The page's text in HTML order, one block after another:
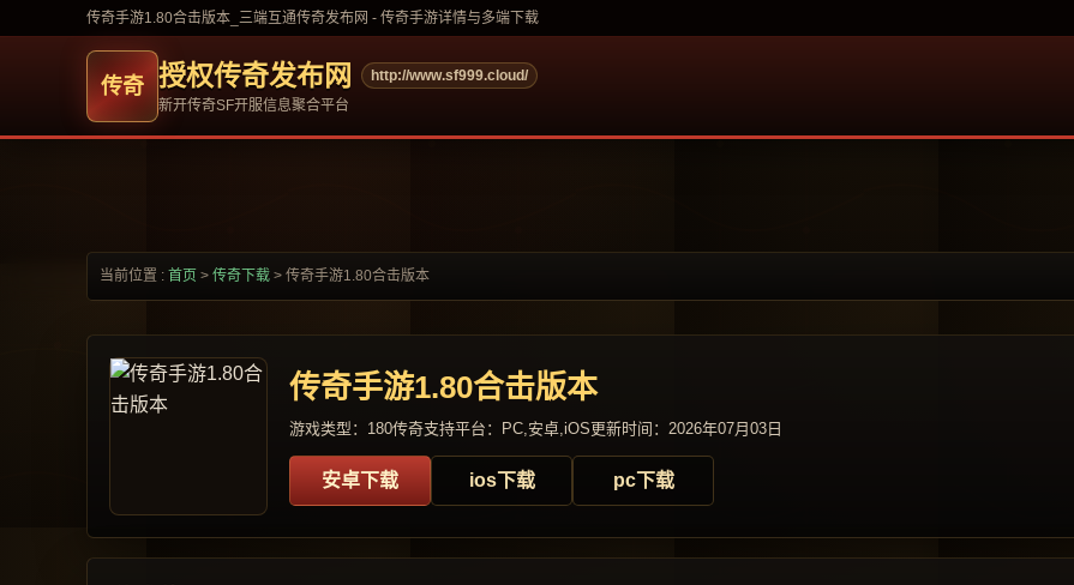
传奇手游1.80合击版本_三端互通传奇发布网 - 传奇手游详情与多端下载
授权传奇发布网
http://www.sf999.cloud/
新开传奇SF开服信息聚合平台
当前位置 : 首页 > 传奇下载 > 传奇手游1.80合击版本
传奇手游1.80合击版本
游戏类型：180传奇支持平台：PC,安卓,iOS更新时间：2026年07月03日
安卓下载 ios下载 pc下载